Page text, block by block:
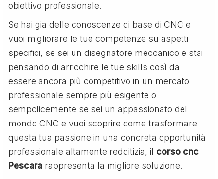
obiettivo professionale.
Se hai gia delle conoscenze di base di CNC e
vuoi migliorare le tue competenze su aspetti
specifici, se sei un disegnatore meccanico e stai
pensando di arricchire le tue skills così da
essere ancora più competitivo in un mercato
professionale sempre più esigente o
sempclicemente se sei un appassionato del
mondo CNC e vuoi scoprire come trasformare
questa tua passione in una concreta opportunità
professionale altamente redditizia, il corso cnc
Pescara rappresenta la migliore soluzione.